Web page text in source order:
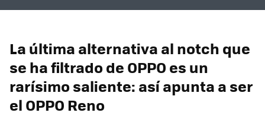
La última alternativa al notch que
se ha filtrado de OPPO es un
rarísimo saliente: así apunta a ser
el OPPO Reno